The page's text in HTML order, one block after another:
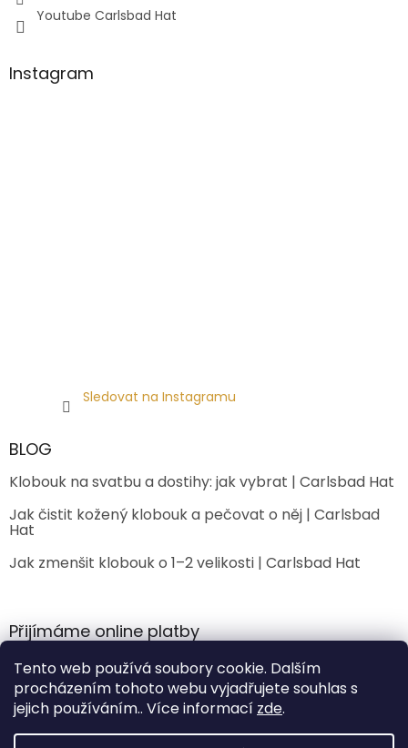
Tento web používá soubory cookie. Dalším
procházením tohoto webu vyjadřujete souhlas s
jejich používáním.. Více informací zde.
Youtube Carlsbad Hat
Instagram
Sledovat na Instagramu
BLOG
Klobouk na svatbu a dostihy: jak vybrat | Carlsbad Hat
Jak čistit kožený klobouk a pečovat o něj | Carlsbad
Hat
Jak zmenšit klobouk o 1–2 velikosti | Carlsbad Hat
Přijímáme online platby